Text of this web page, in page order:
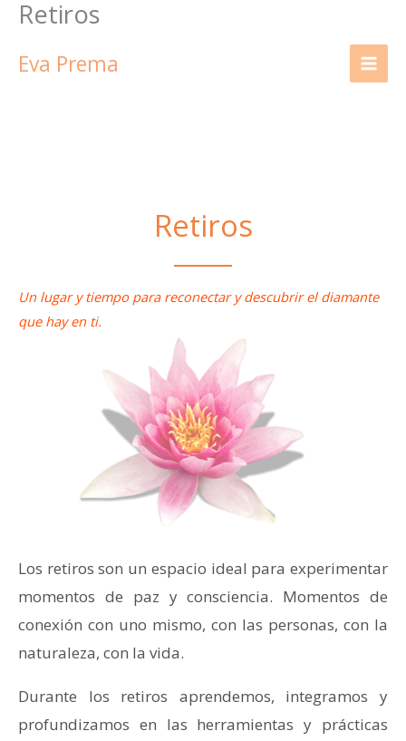
contenido
Eva Prema
Retiros
Retiros
Un lugar y tiempo para reconectar y descubrir el diamante
que hay en ti.
Los retiros son un espacio ideal para experimentar
momentos de paz y consciencia. Momentos de
conexión con uno mismo, con las personas, con la
naturaleza, con la vida.
Durante los retiros aprendemos, integramos y
profundizamos en las herramientas y prácticas